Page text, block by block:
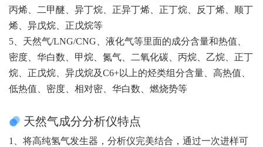
丙烯、二甲醚、异丁烷、正异丁烯、正丁烷、反丁烯、顺丁
烯、异戊烷、正戊烷等
5、天然气/LNG/CNG、液化气等里面的成分含量和热值、
密度、华白数、甲烷、氮气、二氧化碳、丙烷、乙烷、正丁
烷、正戊烷、异戊烷及C6+以上的烃类组分含量、高热值、
低热值、密度、相对密、华白数、燃烧势等
天然气成分分析仪特点
1、将高纯氢气发生器，分析仪完美结合，通过一次进样可